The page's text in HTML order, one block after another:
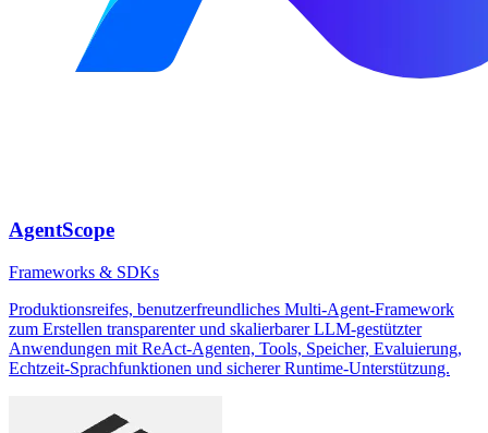
AgentScope
Frameworks & SDKs
Produktionsreifes, benutzerfreundliches Multi-Agent-Framework
zum Erstellen transparenter und skalierbarer LLM-gestützter
Anwendungen mit ReAct-Agenten, Tools, Speicher, Evaluierung,
Echtzeit-Sprachfunktionen und sicherer Runtime-Unterstützung.